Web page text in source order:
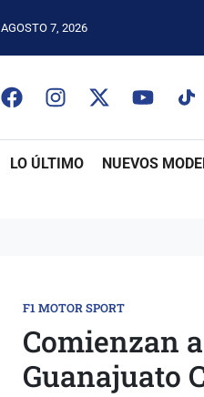
AGOSTO 7, 2026
LO ÚLTIMO NUEVOS
F1 MOTOR SPORT
Comienzan
Guanajuato